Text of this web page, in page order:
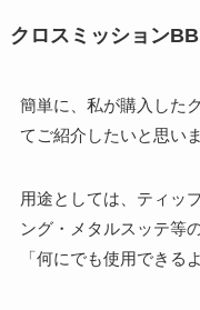
クロスミッション
簡単に、私が購入した
てご紹介したいと思いま
用途としては、ティッ
ング・メタルスッテ等
「何にでも使用できる